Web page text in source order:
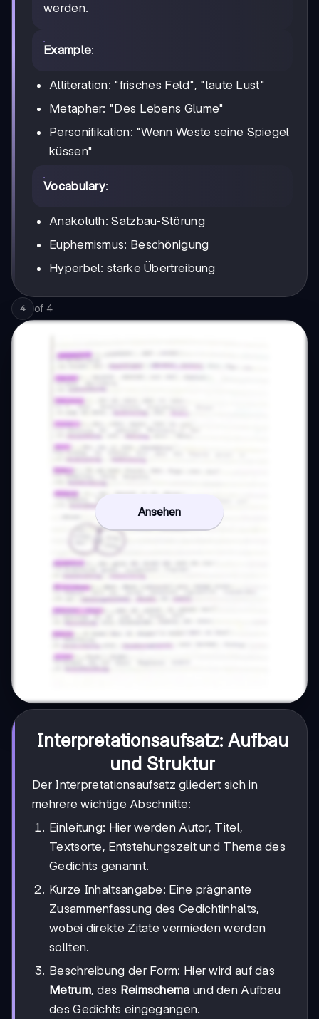
werden.
Example:
Alliteration: "frisches Feld", "laute Lust"
Metapher: "Des Lebens Glume"
Personifikation: "Wenn Weste seine Spiegel
küssen"
Vocabulary:
Anakoluth: Satzbau-Störung
Euphemismus: Beschönigung
Hyperbel: starke Übertreibung
4 of 4
Ansehen
Interpretationsaufsatz: Aufbau
und Struktur
Der Interpretationsaufsatz gliedert sich in
mehrere wichtige Abschnitte:
Einleitung: Hier werden Autor, Titel,
Textsorte, Entstehungszeit und Thema des
Gedichts genannt.
Kurze Inhaltsangabe: Eine prägnante
Zusammenfassung des Gedichtinhalts,
wobei direkte Zitate vermieden werden
sollten.
Beschreibung der Form: Hier wird auf das
Metrum, das Reimschema und den Aufbau
des Gedichts eingegangen.